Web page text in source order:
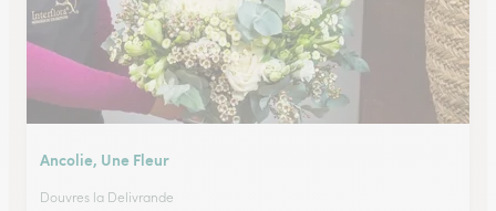
Ancolie, Une Fleur
Douvres la Delivrande